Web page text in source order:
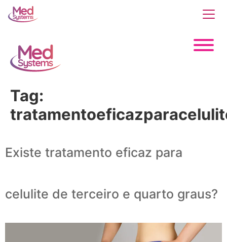
Tag:
Existe tratamento eficaz para
celulite de terceiro e quarto graus?